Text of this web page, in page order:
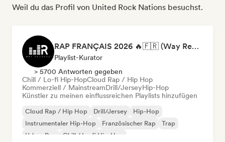
Weil du das Profil von United Rock Nations besuchst.
RAP FRANÇAIS 2026 🔥🇫🇷 (Way Records)
Playlist-Kurator
> 5700 Antworten gegeben
Chill / Lo-fi Hip-HopCloud Rap / Hip Hop
Kommerziell / MainstreamDrill/JerseyHip-Hop
Künstler zu meinen einflussreichen Playlists hinzufügen
Cloud Rap / Hip Hop Drill/Jersey
Hip-Hop
Instrumentaler Hip-Hop
Französischer Rap
Trap
Urban Pop
Chill / Lo-fi Hip-Hop